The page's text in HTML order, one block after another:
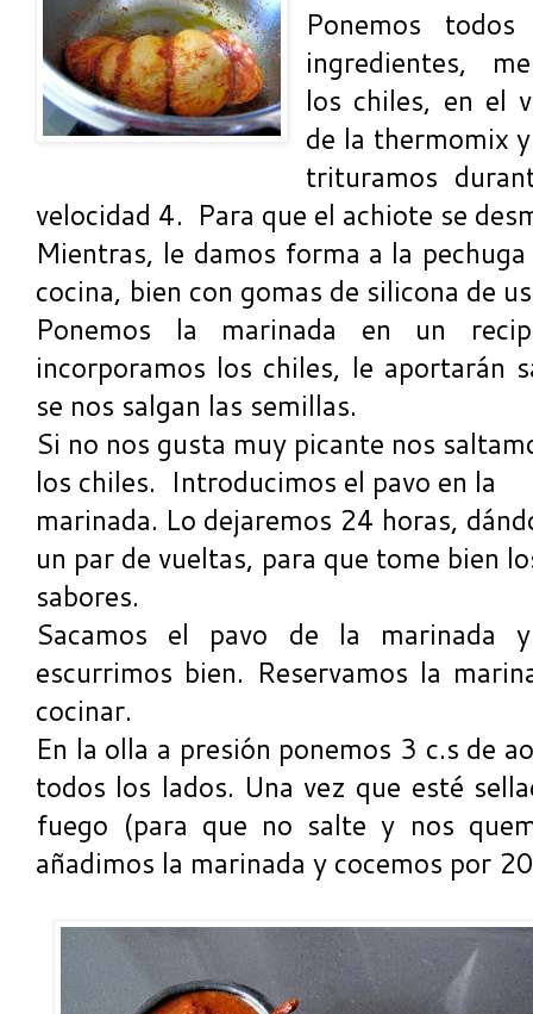
Ponemos
ingredientes,
los chiles, en el
de la thermomix
trituramos
velocidad 4. Para que el achiote se
Mientras, le damos forma a la
cocina, bien con gomas de silicona de
Ponemos la marinada en un
incorporamos los chiles, le aportarán
se nos salgan las semillas.
Si no nos gusta muy picante nos
los chiles. Introducimos el pavo en la
marinada. Lo dejaremos 24 horas,
un par de vueltas, para que tome bien
sabores.
Sacamos el pavo de la marinada
escurrimos bien. Reservamos la
cocinar.
En la olla a presión ponemos 3 c.s de
todos los lados. Una vez que esté
fuego (para que no salte y nos
añadimos la marinada y cocemos por